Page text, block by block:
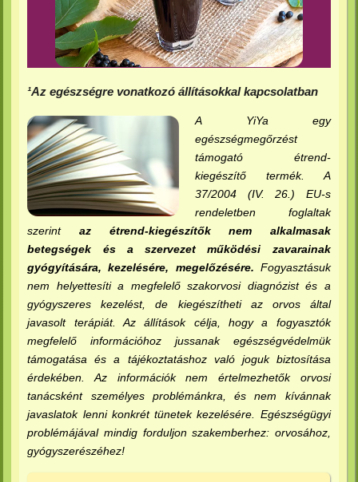
¹Az egészségre vonatkozó állításokkal kapcsolatban
A YiYa egy
egészségmegőrzést
támogató étrend-
kiegészítő termék. A
37/2004 (IV. 26.) EU-s
rendeletben foglaltak
szerint az étrend-kiegészítők nem alkalmasak
betegségek és a szervezet működési zavarainak
gyógyítására, kezelésére, megelőzésére. Fogyasztásuk
nem helyettesíti a megfelelő szakorvosi diagnózist és a
gyógyszeres kezelést, de kiegészítheti az orvos által
javasolt terápiát. Az állítások célja, hogy a fogyasztók
megfelelő információhoz jussanak egészségvédelmük
támogatása és a tájékoztatáshoz való joguk biztosítása
érdekében. Az információk nem értelmezhetők orvosi
tanácsként személyes problémánkra, és nem kívánnak
javaslatok lenni konkrét tünetek kezelésére. Egészségügyi
problémájával mindig forduljon szakemberhez: orvosához,
gyógyszerészéhez!